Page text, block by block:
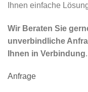
Ihnen einfache
Wir Beraten Sie
unverbindliche
Ihnen in Verbindung.
Anfrage